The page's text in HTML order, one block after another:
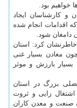
خواهیم بود.
و كارشناسان ایجاد
اقدامات انجام شده
دامغان شود.
كرد: استان
معادن بسیار غنی
بارزش و موثر
بزرگ در استان
اشتغال زایی و ثروت
صنعت و معدن كاران